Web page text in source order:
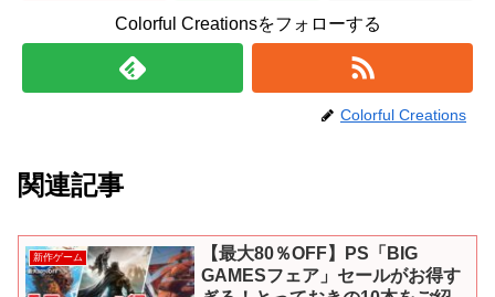
Colorful Creationsをフォローする
Colorful Creations
関連記事
新作ゲーム
【最大80％OFF】PS「BIG
GAMESフェア」セールがお得す